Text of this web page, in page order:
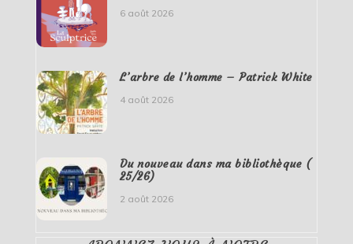
6 août 2026
L’arbre de l’homme – Patrick White
4 août 2026
Du nouveau dans ma bibliothèque (
25/26)
2 août 2026